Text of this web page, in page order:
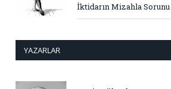
İktidarın Mizahla
YAZARLAR